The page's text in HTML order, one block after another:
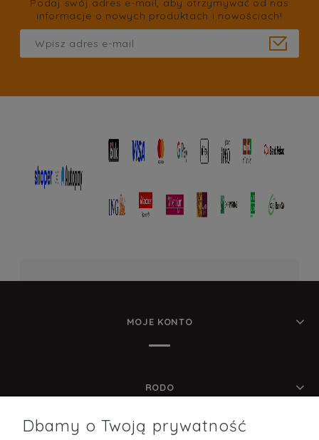
Podaj swój adres e-mail, aby otrzymywać od nas
informacje o nowych produktach i nowościach!
MOJE KONTO
RODO
Dbamy o Twoją prywatność